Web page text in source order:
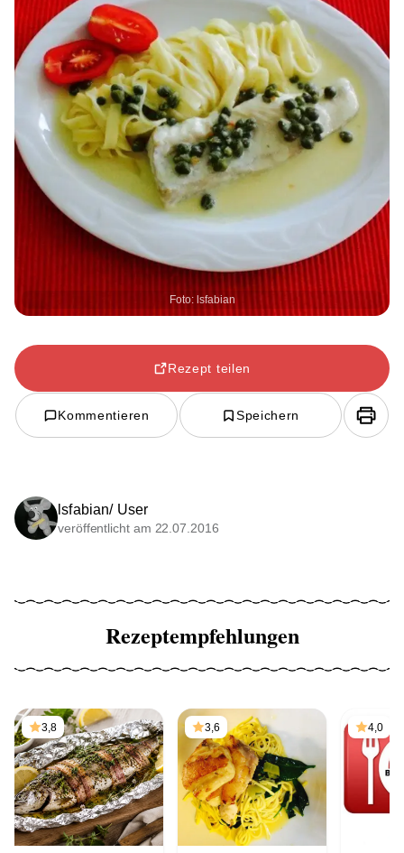
Foto: lsfabian
Rezept teilen
Kommentieren Speichern
lsfabian/ User
veröffentlicht am 22.07.2016
Rezeptempfehlungen
3,8 3,6 4,0